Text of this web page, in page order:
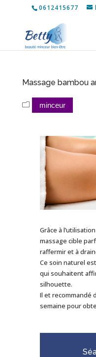
0612415677
Massage bambou
minceur
Grâce à
massage cible
raffermir et à
Ce soin naturel
qui souhaitent
silhouette.
Il et recommandé
semaine pour